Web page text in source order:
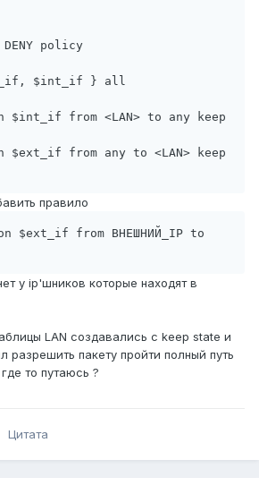
policy
$int_if } all
$int_if from <LAN> to any keep
$ext_if from any to <LAN> keep
правило
$ext_if from ВНЕШНИЙ_IP to
у ip'шников которые находят в
LAN создавались с keep state и
пакету пройти полный путь
то путаюсь ?
Цитата